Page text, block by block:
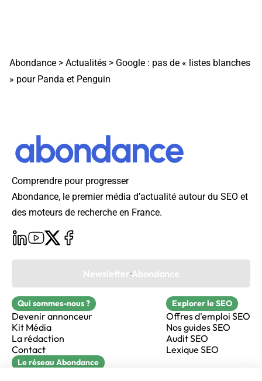
Abondance > Actualités > Google : pas de « listes blanches
» pour Panda et Penguin
Comprendre pour progresser
Abondance, le premier média d’actualité autour du SEO et
des moteurs de recherche en France.
Newsletter Abondance
Qui sommes-nous ?
Devenir annonceur
Kit Média
La rédaction
Contact
Explorer le SEO
Offres d'emploi SEO
Nos guides SEO
Audit SEO
Lexique SEO
Le réseau Abondance